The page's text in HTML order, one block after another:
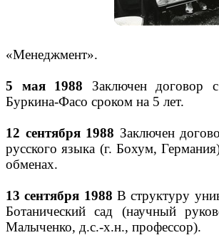
«Менеджмент».
5 мая 1988 Заключен договор
Буркина-Фасо сроком на 5 лет.
12 сентября 1988 Заключен
русского языка (г. Бохум,
обменах.
13 сентября 1988 В структуру
Ботанический сад (научный
Малыченко, д.с.-х.н., профессор).